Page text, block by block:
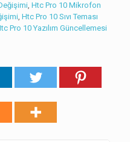
, Htc Pro 10 Mikrofon
, Htc Pro 10 Sıvı Teması
Pro 10 Yazılım Güncellemesi